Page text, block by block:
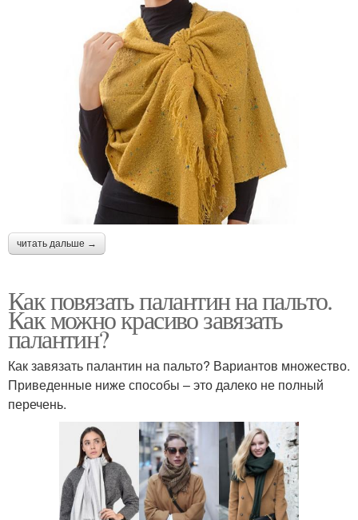
читать дальше →
Как повязать палантин на пальто.
Как можно красиво завязать
палантин?
Как завязать палантин на пальто? Вариантов множество.
Приведенные ниже способы – это далеко не полный
перечень.